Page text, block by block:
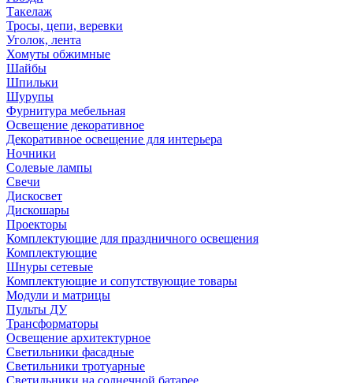
Такелаж
Тросы, цепи, веревки
Уголок, лента
Хомуты обжимные
Шайбы
Шпильки
Шурупы
Фурнитура мебельная
Освещение декоративное
Декоративное освещение для интерьера
Ночники
Солевые лампы
Свечи
Дискосвет
Дискошары
Проекторы
Комплектующие для праздничного освещения
Комплектующие
Шнуры сетевые
Комплектующие и сопутствующие товары
Модули и матрицы
Пульты ДУ
Трансформаторы
Освещение архитектурное
Светильники фасадные
Светильники тротуарные
Светильники на солнечной батарее